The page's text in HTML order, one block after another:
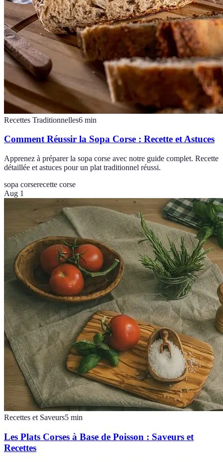
Recettes Traditionnelles6 min
Comment Réussir la Sopa Corse : Recette et Astuces
Apprenez à préparer la sopa corse avec notre guide complet. Recette
détaillée et astuces pour un plat traditionnel réussi.
sopa corserecette corse
Aug 1
Recettes et Saveurs5 min
Les Plats Corses à Base de Poisson : Saveurs et
Recettes